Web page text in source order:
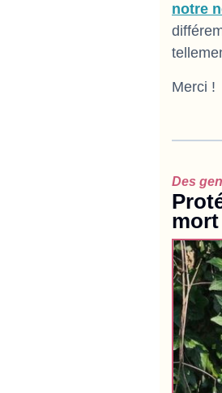
notre
Merci !
Des
mort